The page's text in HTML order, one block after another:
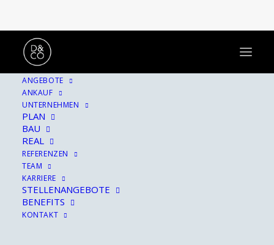
ANGEBOTE
ANKAUF
UNTERNEHMEN
PLAN
BAU
REAL
REFERENZEN
TEAM
KARRIERE
STELLENANGEBOTE
BENEFITS
KONTAKT
Hinter allem verbirgt
sich eine Geschichte.